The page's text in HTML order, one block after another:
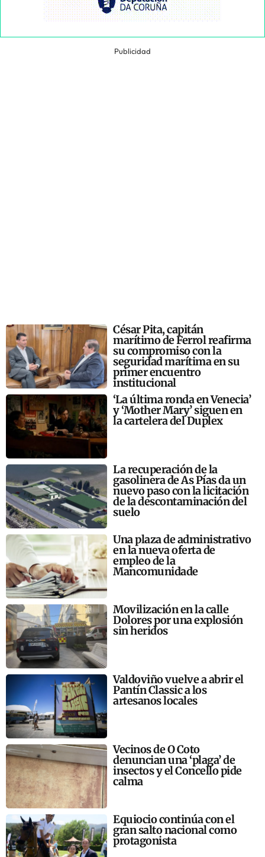
Publicidad
César Pita, capitán
marítimo de Ferrol reafirma
su compromiso con la
seguridad marítima en su
primer encuentro
institucional
‘La última ronda en Venecia’
y ‘Mother Mary’ siguen en
la cartelera del Duplex
La recuperación de la
gasolinera de As Pías da un
nuevo paso con la licitación
de la descontaminación del
suelo
Una plaza de administrativo
en la nueva oferta de
empleo de la
Mancomunidade
Movilización en la calle
Dolores por una explosión
sin heridos
Valdoviño vuelve a abrir el
Pantín Classic a los
artesanos locales
Vecinos de O Coto
denuncian una ‘plaga’ de
insectos y el Concello pide
calma
Equiocio continúa con el
gran salto nacional como
protagonista